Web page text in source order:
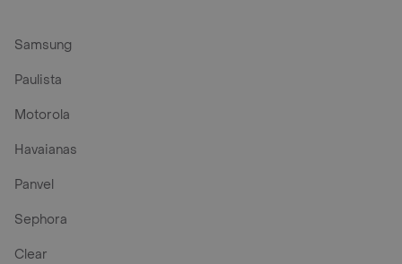
Samsung
Paulista
Motorola
Havaianas
Panvel
Sephora
Clear